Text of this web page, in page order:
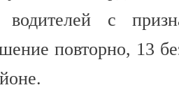
водителей с
повторно, 13